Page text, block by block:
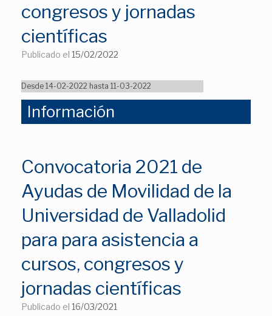
congresos y jornadas
científicas
Publicado el 15/02/2022
Desde 14-02-2022 hasta 11-03-2022
Información
Convocatoria 2021 de
Ayudas de Movilidad de la
Universidad de Valladolid
para para asistencia a
cursos, congresos y
jornadas científicas
Publicado el 16/03/2021